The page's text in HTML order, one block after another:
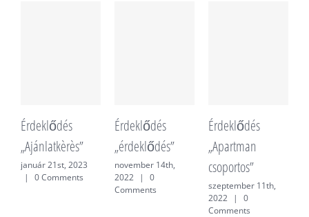
Érdeklődés
„Ajánlatkèrès”
január 21st, 2023
|
0 Comments
Érdeklődés
„érdeklődés”
november 14th,
2022
|
0
Comments
Érdeklődés
„Apartman
csoportos”
szeptember 11th,
2022
|
0
Comments